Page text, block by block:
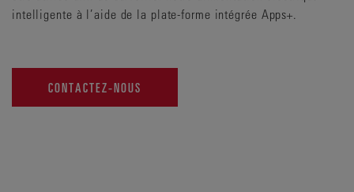
intelligente à l’aide de la plate-forme intégrée Apps+.
CONTACTEZ-NOUS